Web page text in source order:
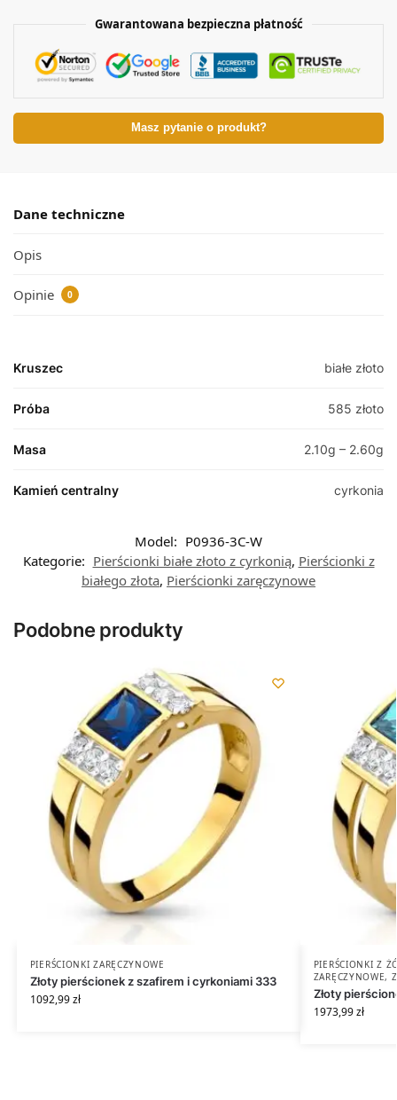
Gwarantowana bezpieczna płatność
Masz pytanie o produkt?
Dane techniczne
Opis
Opinie 0
Kruszec białe złoto
Próba 585 złoto
Masa 2.10g – 2.60g
Kamień centralny cyrkonia
Model: P0936-3C-W
Kategorie: Pierścionki białe złoto z cyrkonią, Pierścionki z
białego złota, Pierścionki zaręczynowe
Podobne produkty
PIERŚCIONKI ZARĘCZYNOWE
Złoty pierścionek z szafirem i cyrkoniami 333
1092,99zł
PIERŚCIONKI Z
ZARĘCZYNOWE,
Złoty
1973,99zł